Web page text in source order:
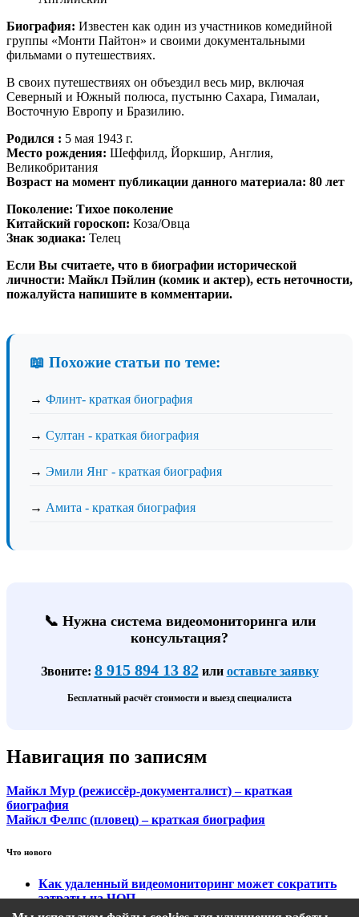
Биография: Известен как один из участников комедийной
группы «Монти Пайтон» и своими документальными
фильмами о путешествиях.
В своих путешествиях он объездил весь мир, включая
Северный и Южный полюса, пустыню Сахара, Гималаи,
Восточную Европу и Бразилию.
Родился : 5 мая 1943 г.
Место рождения: Шеффилд, Йоркшир, Англия,
Великобритания
Возраст на момент публикации данного материала: 80 лет
Поколение: Тихое поколение
Китайский гороскоп: Коза/Овца
Знак зодиака: Телец
Если Вы считаете, что в биографии исторической
личности: Майкл Пэйлин (комик и актер), есть неточности,
пожалуйста напишите в комментарии.
📖 Похожие статьи по теме:
→ Флинт- краткая биография
→ Султан - краткая биография
→ Эмили Янг - краткая биография
→ Амита - краткая биография
📞 Нужна система видеомониторинга или
консультация?
Звоните: 8 915 894 13 82или оставьте заявку
Бесплатный расчёт стоимости и выезд специалиста
Навигация по записям
Майкл Мур (режиссёр-документалист) – краткая
биография
Майкл Фелпс (пловец) – краткая биография
Что нового
Как удаленный видеомониторинг может сократить
затраты на ЧОП
Тарифы на охранный видеомониторинг